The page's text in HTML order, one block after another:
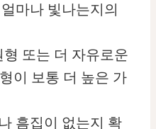
마나 빛나는지의
형 또는 더 자유로운
이 보통 더 높은 가
흠집이 없는지 확